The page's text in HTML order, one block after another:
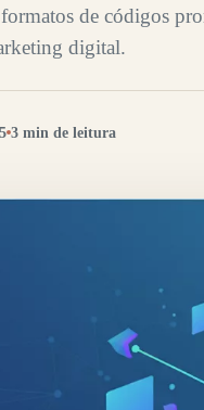
de códigos
digital.
3 min de leitura